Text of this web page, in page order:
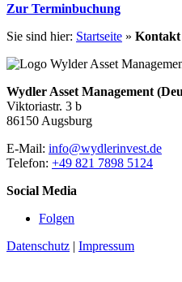
Zur Terminbuchung
Sie sind hier: Startseite » Kontakt
Wydler Asset Management
Viktoriastr. 3 b
86150 Augsburg
E-Mail: info@wydlerinvest.de
Telefon: +49 821 7898 5124
Social Media
Folgen
Datenschutz | Impressum